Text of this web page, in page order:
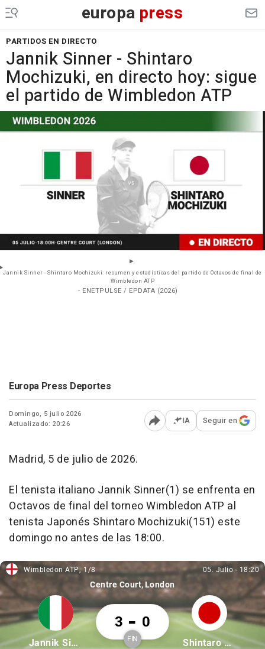
europa press
PARTIDOS EN DIRECTO
Jannik Sinner - Shintaro
Mochizuki, en directo hoy: sigue
el partido de Wimbledon ATP
Jannik Sinner - Shintaro Mochizuki: resumen y estadísticas del partido de Octavos de final de
Wimbledon ATP
- ENETPULSE / EPDATA (2026)
Europa Press Deportes
Domingo, 5 julio 2026
Actualizado: 20:26
Abrir opciones para
IA Seguir en
Madrid, 5 de julio de 2026.
El tenista italiano Jannik Sinner(1) se enfrenta en
Octavos de final del torneo Wimbledon ATP al
tenista Japonés Shintaro Mochizuki(151) este
domingo no antes de las 18:00.
Wimbledon ATP, 1/8
Wimbledon ATP 1/8 05. Julio, 18:20
05. Julio - 18:20
Centre Court London
Partícipe: Jannik Sinner
Jannik Sinner
Jannik Sinner 3 Shintaro Mochizuki 0
3 - 0
Finalizado
FIN Partícipe:
Shintaro Mochizuki